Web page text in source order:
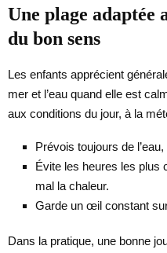
Une plage adaptée
du bon sens
Les enfants apprécient
mer et l’eau quand elle est
aux conditions du jour, à la
Prévois toujours de
Évite les heures les plus
mal la chaleur.
Garde un œil constant
Dans la pratique, une bonne